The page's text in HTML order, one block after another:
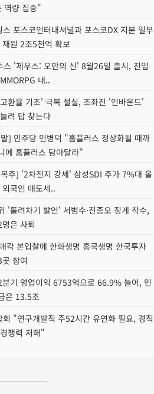
역량 집중"
스 포스코인터내셔널과 포스코DX 지분 일부
원 2조5천억 확보
스 '제우스: 오만의 신' 8월26일 출시, 진입
내..
환율 기조' 극복 절실, 조좌진 '인바운드'
려 답 찾는다
] 민주당 민병덕 "홈플러스 정상화될 때까
에 홈플러스 담아달라"
주] '2차전지 강세' 삼성SDI 주가 7%대 올
국인 매도세..
'돌려차기 발언' 서범수·진종오 징계 착수,
은 사퇴
각 본입찰에 한화생명 흥국생명 한국투자
참여
분기 영업이익 6753억으로 66.9% 늘어, 민
은 13.5조
회 "연구개발직 주52시간 유연화 필요, 경직
쟁력 저해"